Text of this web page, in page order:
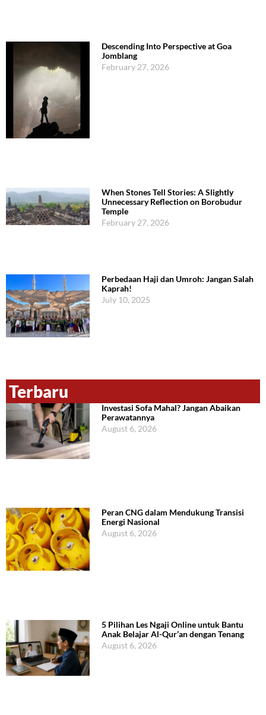
Descending Into Perspective at Goa
Jomblang
February 27, 2026
When Stones Tell Stories: A Slightly
Unnecessary Reflection on Borobudur
Temple
February 27, 2026
Perbedaan Haji dan Umroh: Jangan Salah
Kaprah!
July 10, 2025
Terbaru
Investasi Sofa Mahal? Jangan Abaikan
Perawatannya
August 6, 2026
Peran CNG dalam Mendukung Transisi
Energi Nasional
August 6, 2026
5 Pilihan Les Ngaji Online untuk Bantu
Anak Belajar Al-Qur’an dengan Tenang
August 6, 2026